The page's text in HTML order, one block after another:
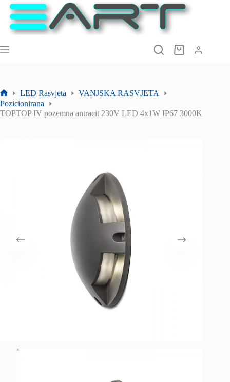
Preskoči
sadržaj
Košarica
Početna
stranica
LED Rasvjeta
VANJSKA RASVJETA
Pozicionirana
TOPTOP IV pozemna antracit 230V LED 4x1W IP67 3000K